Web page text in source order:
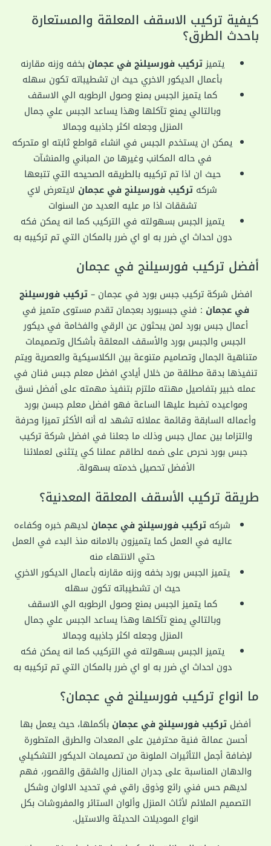
كيفية تركيب الاسقف المعلقة والمستعارة
باحدث الطرق؟
يتميزتركيب فورسيلنج في عجمان بخفه وزنه مقارنه
بأعمال الديكور الاخري حيث ان تشطيباته تكون سهله
كما يتميز الجبس بمنع وصول الرطوبه الي الاسقف
وبالتالي يمنع تآكلها وهذا يساعد الجبس علي جمال
المنزل وجعله اكثر جاذبيه وجمالا
يمكن ان يستخدم الجبس في انشاء قواطع ثابته او متحركه
في حاله المكانب وغيرها من المباني والمنشآت
حيث ان اذا تم تركيبه بالطريقه الصحيحه التي تتبعها
شركه تركيب فورسيلنج في عجمان لايتعرض لاي
تشققات اذا مر عليه العديد من السنوات
يتميز الجبس بسهولته في التركيب كما انه يمكن فكه
دون احداث اي ضرر به او اي ضرر بالمكان التي تم تركيبه به
أفضل تركيب فورسيلنج في عجمان
افضل شركة تركيب جبس بورد في عجمان –تركيب فورسيلنج
في عجمان : فني جبسبورد بعجمان تقدم مستوى متميز في
أعمال جبس بورد لمن يبحثون عن الرقي والفخامة في ديكور
الجبس والجبس بورد والأسقف المعلقة بأشكال وتصميمات
متناهية الجمال وتصاميم متنوعة بين الكلاسيكية والعصرية ويتم
تنفيذها بدقة مطلقة من خلال أيادي افضل معلم جبس فنان في
عمله خبير بتفاصيل مهنته ملتزم بتنفيذ مهمته على أفضل نسق
ومواعيده تضبط عليها الساعة فهو افضل معلم جبسن بورد
وأعماله السابقة وقائمة عملائه تشهد له أنه الأكثر تميزا وحرفة
والتزاما بين عمال جبس وذلك ما جعلنا في افضل شركة تركيب
جبس بورد نحرص على ضمه لطاقم عملنا كي يتثنى لعملائنا
الأفضل تحصيل خدمته بسهولة.
طريقة تركيب الأسقف المعلقة المعدنية؟
شركه تركيب فورسيلنج في عجمان لديهم خبره وكفاءه
عاليه في العمل كما يتميزون بالامانه منذ البدء في العمل
حتي الانتهاء منه
يتميز الجبس بورد بخفه وزنه مقارنه بأعمال الديكور الاخري
حيث ان تشطيباته تكون سهله
كما يتميز الجبس بمنع وصول الرطوبه الي الاسقف
وبالتالي يمنع تآكلها وهذا يساعد الجبس علي جمال
المنزل وجعله اكثر جاذبيه وجمالا
يتميز الجبس بسهولته في التركيب كما انه يمكن فكه
دون احداث اي ضرر به او اي ضرر بالمكان التي تم تركيبه به
ما انواع تركيب فورسيلنج في عجمان؟
أفضل تركيب فورسيلنج في عجمان بأكملها، حيث يعمل بها
أحسن عمالة فنية محترفين على المعدات والطرق المتطورة
لإضافة أجمل التأثيرات الملونة من تصميمات الديكور التشكيلي
والدهان المناسبة على جدران المنازل والشقق والقصور، فهم
لديهم حس فني رائع وذوق راقي في تحديد الالوان وشكل
التصميم الملائم لأثاث المنزل وألوان الستائر والمفروشات بكل
انواع الموديلات الحديثة والاستيل.